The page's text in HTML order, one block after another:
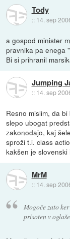
Tody
:: 14. sep
a gospod minister
pravnika pa enega
Bi si prihranil
Jumping
:: 14. sep
Resno mislim, da
slepo ubogat
zakonodajo, kaj
sproži t.i. class
kakšen je
MrM
:: 14. sep
Mogoče zato
prisoten v